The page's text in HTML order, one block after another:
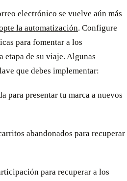
electrónico se vuelve aún más
la automatización. Configure
para fomentar a los
etapa de su viaje. Algunas
que debes implementar:
para presentar tu marca a nuevos
abandonados para recuperar
para recuperar a los